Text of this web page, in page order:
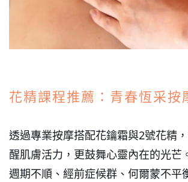
花精課程推薦：青春恆采按
透過專業按摩搭配花鑰霜與2號花精
醒肌膚活力，更鼓舞心靈內在的光芒
週期不順、經前症候群、何爾蒙不平